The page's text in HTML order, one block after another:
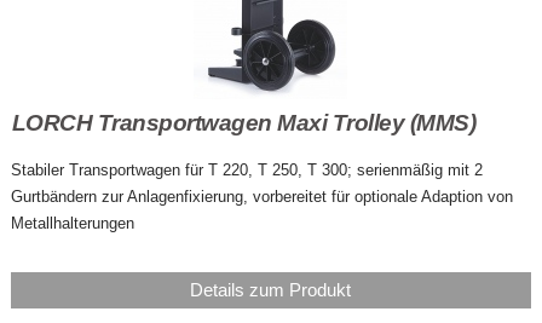
LORCH Transportwagen Maxi Trolley (MMS)
Stabiler Transportwagen für T 220, T 250, T 300; serienmäßig mit 2
Gurtbändern zur Anlagenfixierung, vorbereitet für optionale Adaption von
Metallhalterungen
Details zum Produkt